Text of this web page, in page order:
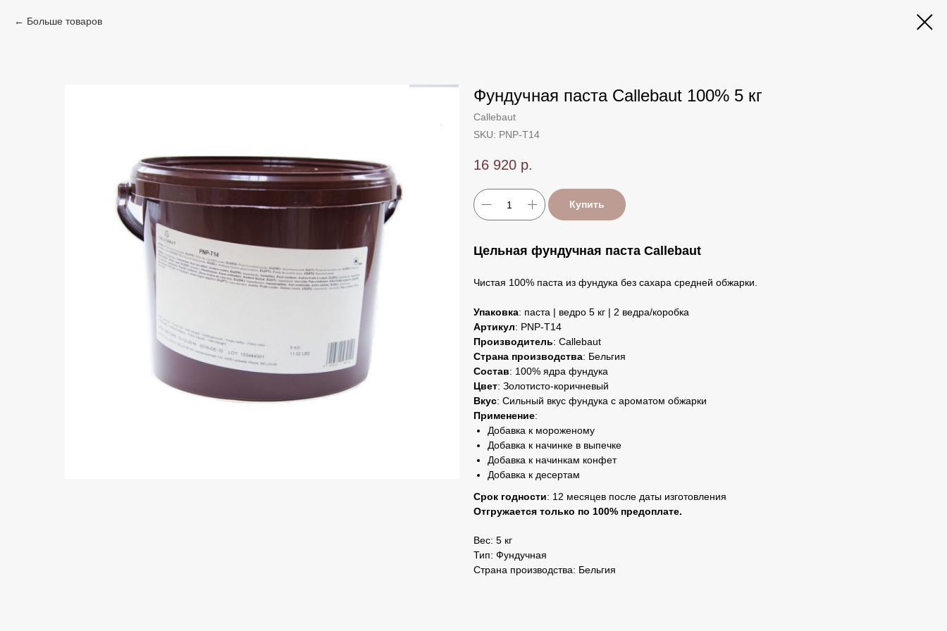
Больше товаров
Фундучная паста Callebaut 100% 5 кг
Callebaut
SKU: PNP-T14
16 920 р.
Купить
Цельная фундучная паста Callebaut
Чистая 100% паста из фундука без сахара средней обжарки.
Упаковка: паста | ведро 5 кг | 2 ведра/коробка
Артикул: PNP-T14
Производитель: Callebaut
Страна производства: Бельгия
Состав: 100% ядра фундука
Цвет: Золотисто-коричневый
Вкус: Сильный вкус фундука с ароматом обжарки
Применение:
Добавка к мороженому
Добавка к начинке в выпечке
Добавка к начинкам конфет
Добавка к десертам
Срок годности: 12 месяцев после даты изготовления
Отгружается только по 100% предоплате.
Вес: 5 кг
Тип: Фундучная
Страна производства: Бельгия